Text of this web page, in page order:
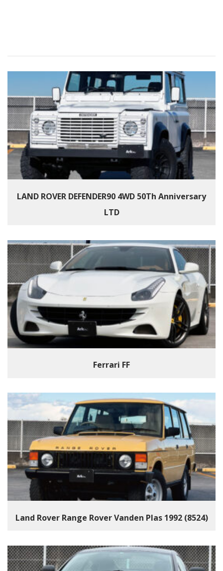
LAND ROVER DEFENDER90 4WD 50Th Anniversary
LTD
Ferrari FF
Land Rover Range Rover Vanden Plas 1992 (8524)